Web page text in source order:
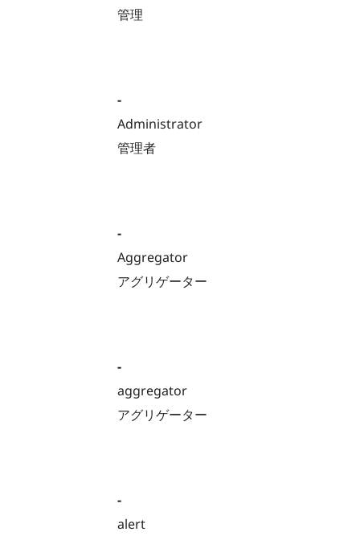
管理
-
Administrator
管理者
-
Aggregator
アグリゲーター
-
aggregator
アグリゲーター
-
alert